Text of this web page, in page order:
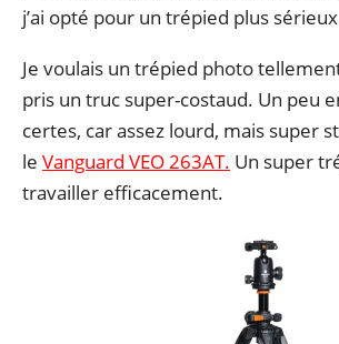
j’ai opté pour un trépied plus
Je voulais un trépied photo
pris un truc super-costaud. Un peu
certes, car assez lourd, mais super
le Vanguard VEO 263AT. Un super
travailler efficacement.